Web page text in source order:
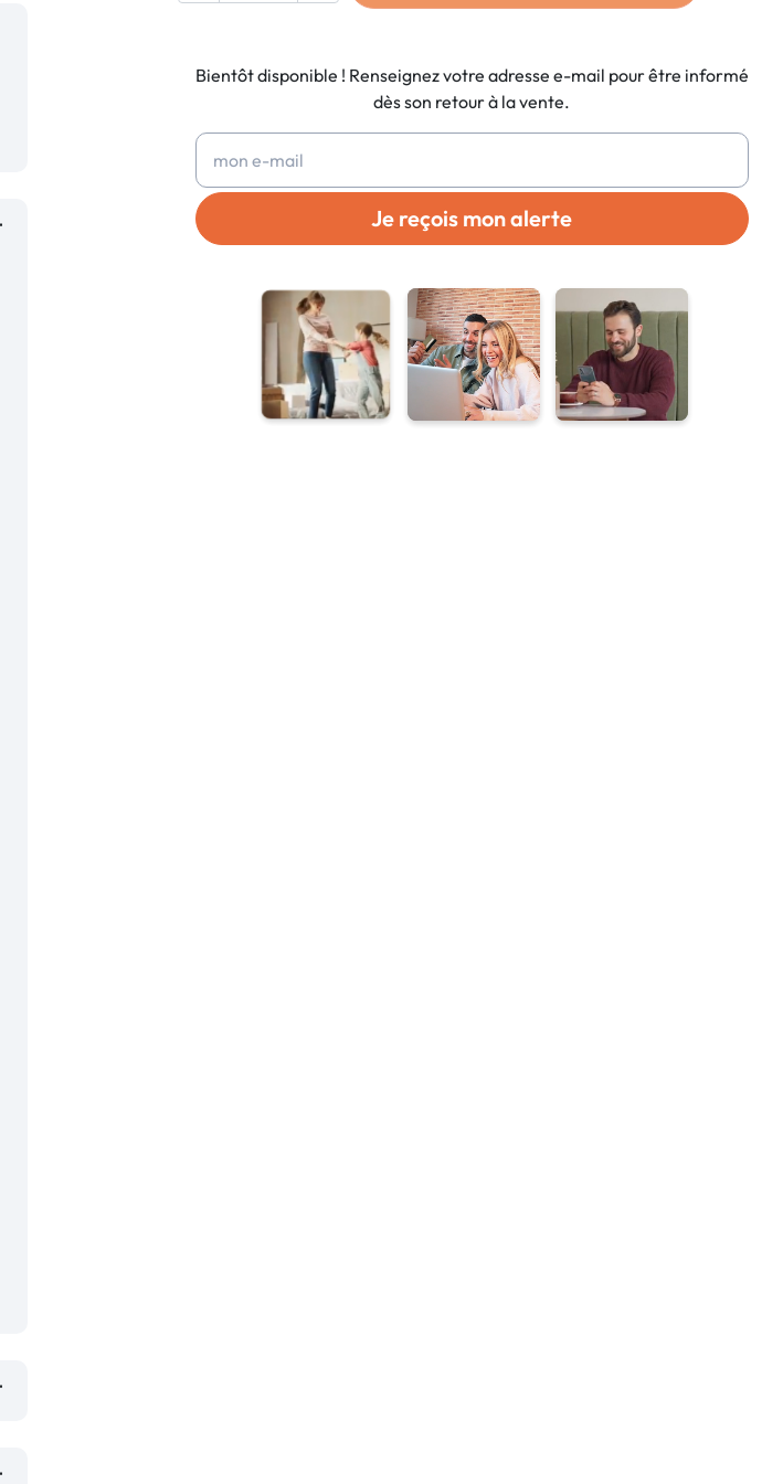
Bientôt disponible ! Renseignez votre adresse e-mail pour être informé
dès son retour à la vente.
Je reçois mon alerte